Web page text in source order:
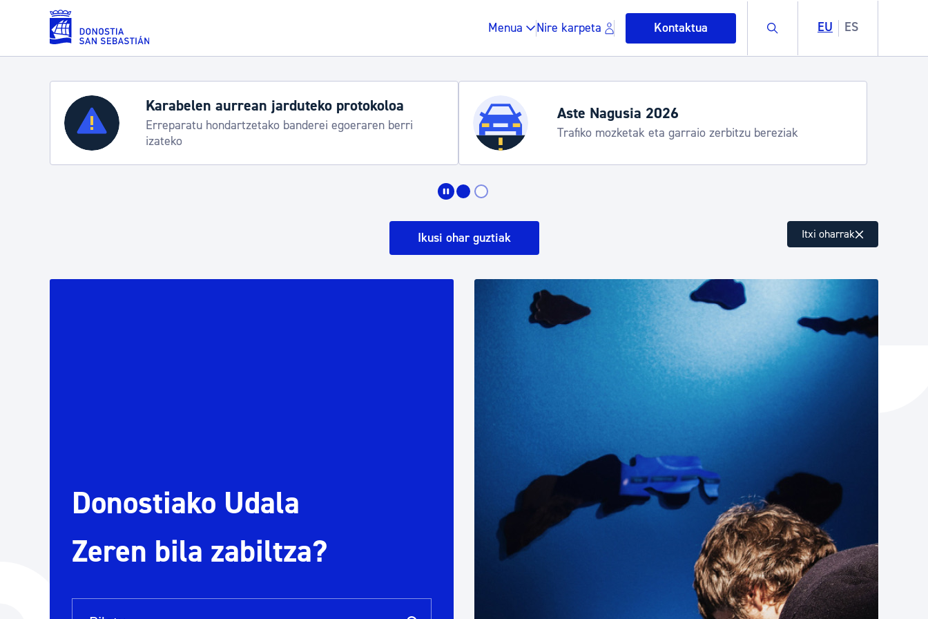
Eduki nagusira joan
Menua Nire karpeta Kontaktua Buscar EU ES
Zerbitzuak
Errolda eta gai pertsonalak
Gune publikoa, hondakinak eta ingurumena
Euskara
Garapen ekonomikoa eta enplegua
Kultura
Turismoa
Aste Nagusia 2026: egitaraua
Abuztuak 8-15
Udako ordutegiak eta zerbitzuak
Udalinfo, Donostia Kirola, Donostia Kultura, San Telmo,
Urgull, Hondalea, Turismoa
Ikusi ohar guztiak Itxi oharrak
Donostiako Udala
Zeren bila zabiltza?
Bilaketa barra